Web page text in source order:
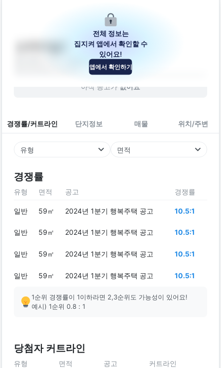
울산광역시 중구 함월9길 11
아직 공고가 없어요
경쟁률/커트라인 단지정보 매물 위치/주변
유형 면적
경쟁률
전체 정보는
집지켜 앱에서 확인할 수
있어요!
앱에서 확인하기
유형 면적 공고 경쟁률
일반 59㎡ 2024년 1분기 행복주택 공고 10.5:1
일반 59㎡ 2024년 1분기 행복주택 공고 10.5:1
일반 59㎡ 2024년 1분기 행복주택 공고 10.5:1
일반 59㎡ 2024년 1분기 행복주택 공고 10.5:1
1순위 경쟁률이 1이하라면 2,3순위도 가능성이 있어요!
예시) 1순위 0.8 : 1
당첨자 커트라인
유형 면적 공고 커트라인